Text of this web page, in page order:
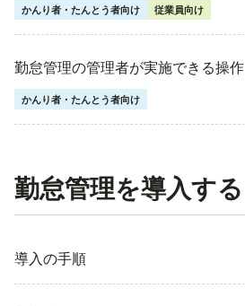
かんり者・たんとう者向け 従業員向け
勤怠管理の管理者が実施できる操作
かんり者・たんとう者向け
勤怠管理を導入する
導入の手順